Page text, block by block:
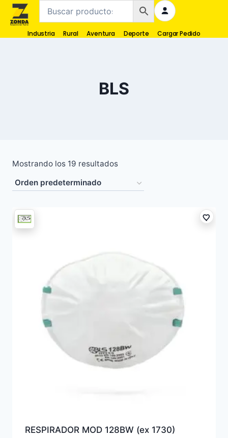
Industria Rural Aventura Deporte Cargar Pedido
BLS
Mostrando los 19 resultados
RESPIRADOR MOD 128BW (ex 1730)